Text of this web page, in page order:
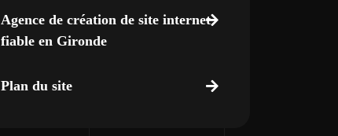
Agence de création de site internet
fiable en Gironde
Plan du site